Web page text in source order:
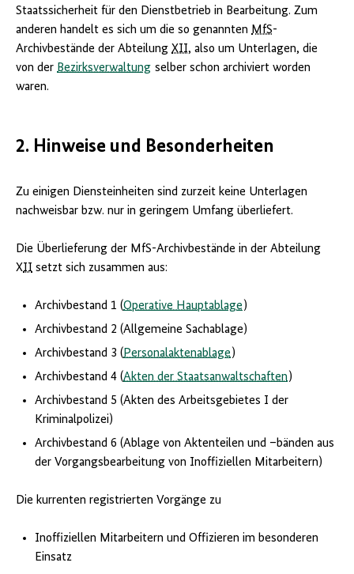
Staatssicherheit für den Dienstbetrieb in Bearbeitung. Zum
anderen handelt es sich um die so genannten MfS-
Archivbestände der Abteilung XII, also um Unterlagen, die
von der Bezirksverwaltung selber schon archiviert worden
waren.
2. Hinweise und Besonderheiten
Zu einigen Diensteinheiten sind zurzeit keine Unterlagen
nachweisbar bzw. nur in geringem Umfang überliefert.
Die Überlieferung der MfS-Archivbestände in der Abteilung
XII setzt sich zusammen aus:
Archivbestand 1 (Operative Hauptablage)
Archivbestand 2 (Allgemeine Sachablage)
Archivbestand 3 (Personalaktenablage)
Archivbestand 4 (Akten der Staatsanwaltschaften)
Archivbestand 5 (Akten des Arbeitsgebietes I der
Kriminalpolizei)
Archivbestand 6 (Ablage von Aktenteilen und –bänden aus
der Vorgangsbearbeitung von Inoffiziellen Mitarbeitern)
Die kurrenten registrierten Vorgänge zu
Inoffiziellen Mitarbeitern und Offizieren im besonderen
Einsatz